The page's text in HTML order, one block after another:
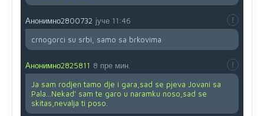
Анонимно2800732 јуче 11:46
crnogorci su srbi, samo sa brkovima
Анонимно2825811 8 пре мин.
Ja sam rodjen tamo dje i gara,sad se pjeva Jovani sa
Pala...Nekad' sam te garo u naramku noso,sad se
skitas,nevalja ti poso.